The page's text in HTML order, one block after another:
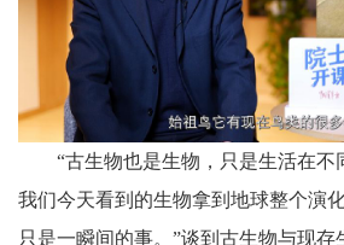
“古生物也是生物，只是生活在不
我们今天看到的生物拿到地球整个演
只是一瞬间的事。”谈到古生物与现